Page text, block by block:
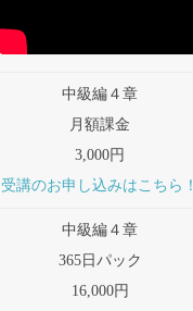
中級編４章
月額課金
3,000円
受講のお申し込みはこちら！
中級編４章
365日パック
16,000円